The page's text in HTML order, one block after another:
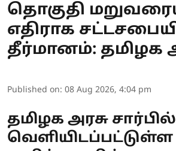
தொகுதி
எதிராக
தீர்மானம்: தமிழக
Published on: 08 Aug 2026, 4:04 pm
தமிழக அரசு சார்பில்
வெளியிடப்பட்டுள்ள